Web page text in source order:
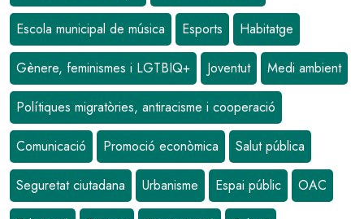
Escola municipal de música Esports Habitatge
Gènere, feminismes i LGTBIQ+ Joventut Medi ambient
Polítiques migratòries, antiracisme i cooperació
Comunicació Promoció econòmica Salut pública
Seguretat ciutadana Urbanisme Espai públic OAC